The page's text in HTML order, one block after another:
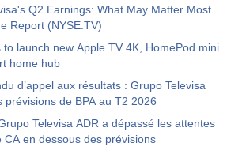
Q2 Earnings: What May Matter Most
Report (NYSE:TV)
to launch new Apple TV 4K, HomePod mini
home hub
d’appel aux résultats : Grupo Televisa
prévisions de BPA au T2 2026
Televisa ADR a dépassé les attentes
de 0,02$, le CA en dessous des prévisions